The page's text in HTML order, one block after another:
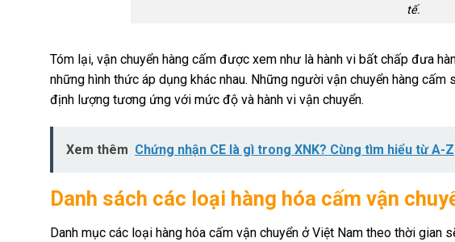
tế.
Tóm lại, vận chuyển hàng cấm được xem như là hành vi bất chấp đưa
những hình thức áp dụng khác nhau. Những người vận chuyển hàng
định lượng tương ứng với mức độ và hành vi vận chuyển.
Xem thêm Chứng nhận CE là gì trong XNK? Cùng tìm hiểu từ A-Z
Danh sách các loại hàng hóa cấm vận
Danh mục các loại hàng hóa cấm vận chuyển ở Việt Nam theo thời gian